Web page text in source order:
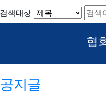
검색대상
협
공지글